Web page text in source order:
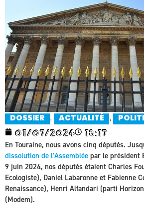
DOSSIER , ACTUALITÉ ,
01/07/2024 18:17
En Touraine, nous avons cinq députés.
dissolution de l’Assemblée par le président
9 juin 2024, nos députés étaient Charles
Ecologiste), Daniel Labaronne et Fabienne
Renaissance), Henri Alfandari (parti
(Modem).